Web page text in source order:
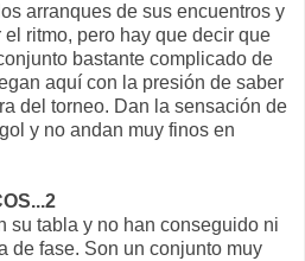
arranques de sus encuentros y
el ritmo, pero hay que decir que
bastante complicado de
aquí con la presión de saber
del torneo. Dan la sensación de
y no andan muy finos en
su tabla y no han conseguido ni
de fase. Son un conjunto muy